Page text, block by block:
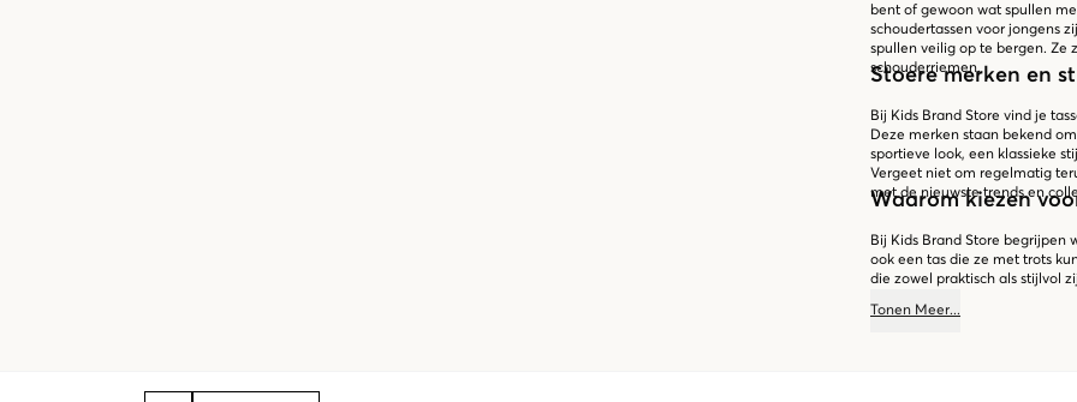
bent of gewoon wat spullen
schoudertassen voor jongens
spullen veilig op te bergen. Ze
schouderriemen.
Stoere merken en
Bij Kids Brand Store vind je
Deze merken staan bekend
sportieve look, een klassieke
Vergeet niet om regelmatig
met de nieuwste trends en
Waarom kiezen
Bij Kids Brand Store begrijpen
ook een tas die ze met trots
die zowel praktisch als stijlvol
ontdek jouw nieuwe favoriete
Tonen Meer...